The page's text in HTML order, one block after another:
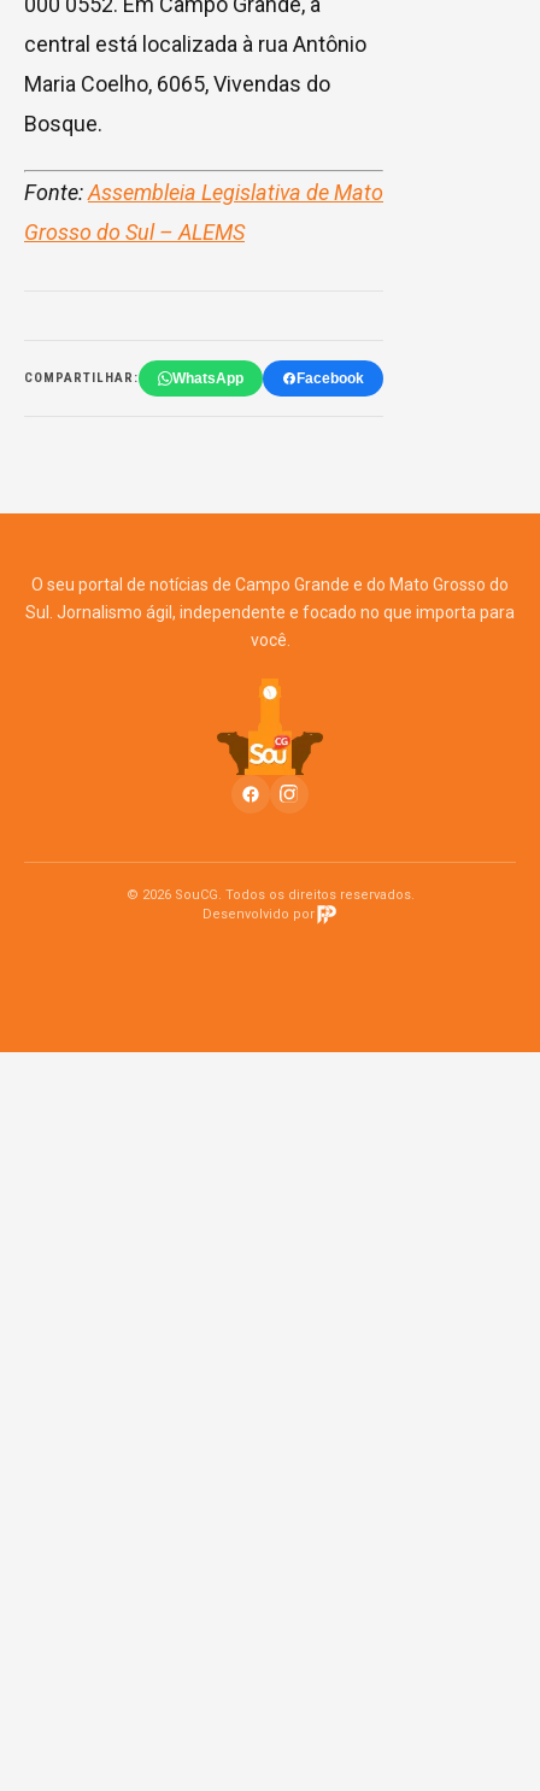
central está localizada à rua Antônio
Maria Coelho, 6065, Vivendas do
Bosque.
Fonte:Assembleia Legislativa de Mato
Grosso do Sul – ALEMS
COMPARTILHAR: WhatsApp Facebook
O seu portal de notícias de Campo Grande e do Mato Grosso do
Sul. Jornalismo ágil, independente e focado no que importa para
você.
© 2026 SouCG. Todos os direitos reservados.
Desenvolvido por